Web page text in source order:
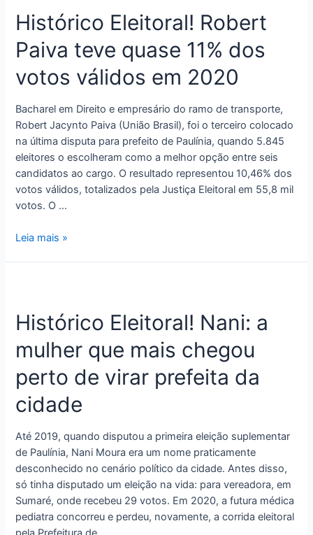
Histórico Eleitoral! Robert
Paiva teve quase 11% dos
votos válidos em 2020
Bacharel em Direito e empresário do ramo de transporte,
Robert Jacynto Paiva (União Brasil), foi o terceiro colocado
na última disputa para prefeito de Paulínia, quando 5.845
eleitores o escolheram como a melhor opção entre seis
candidatos ao cargo. O resultado representou 10,46% dos
votos válidos, totalizados pela Justiça Eleitoral em 55,8 mil
votos. O …
Leia mais »
Histórico Eleitoral! Nani: a
mulher que mais chegou
perto de virar prefeita da
cidade
Até 2019, quando disputou a primeira eleição suplementar
de Paulínia, Nani Moura era um nome praticamente
desconhecido no cenário político da cidade. Antes disso,
só tinha disputado um eleição na vida: para vereadora, em
Sumaré, onde recebeu 29 votos. Em 2020, a futura médica
pediatra concorreu e perdeu, novamente, a corrida eleitoral